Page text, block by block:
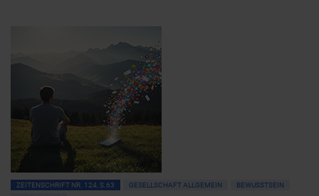
ZEITENSCHRIFT NR. 124, S.63 GESELLSCHAFT ALLGEMEIN
BEWUSSTSEIN